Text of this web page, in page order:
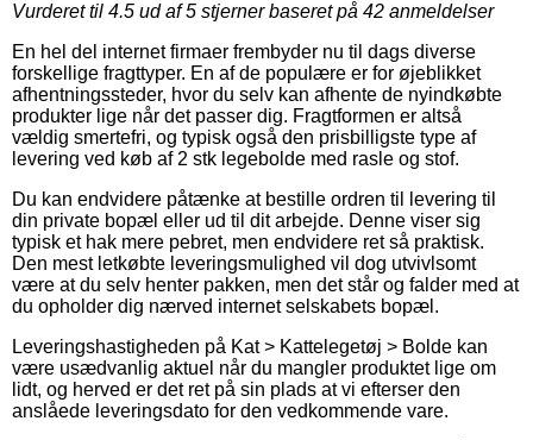
Vurderet til 4.5 ud af 5 stjerner baseret på 42 anmeldelser
En hel del internet firmaer frembyder nu til dags diverse
forskellige fragttyper. En af de populære er for øjeblikket
afhentningssteder, hvor du selv kan afhente de nyindkøbte
produkter lige når det passer dig. Fragtformen er altså
vældig smertefri, og typisk også den prisbilligste type af
levering ved køb af 2 stk legebolde med rasle og stof.
Du kan endvidere påtænke at bestille ordren til levering til
din private bopæl eller ud til dit arbejde. Denne viser sig
typisk et hak mere pebret, men endvidere ret så praktisk.
Den mest letkøbte leveringsmulighed vil dog utvivlsomt
være at du selv henter pakken, men det står og falder med at
du opholder dig nærved internet selskabets bopæl.
Leveringshastigheden på Kat > Kattelegetøj > Bolde kan
være usædvanlig aktuel når du mangler produktet lige om
lidt, og herved er det ret på sin plads at vi efterser den
anslåede leveringsdato for den vedkommende vare.